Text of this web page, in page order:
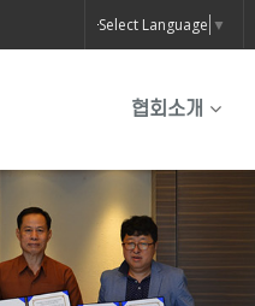
Select Language ▼
협회소개